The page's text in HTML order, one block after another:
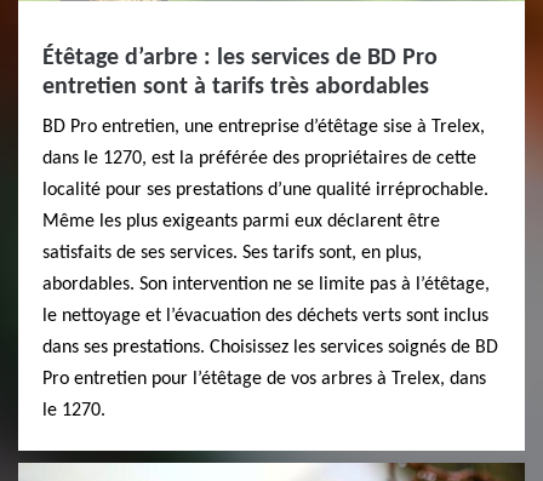
Étêtage d’arbre : les services de BD Pro
entretien sont à tarifs très abordables
BD Pro entretien, une entreprise d’étêtage sise à Trelex,
dans le 1270, est la préférée des propriétaires de cette
localité pour ses prestations d’une qualité irréprochable.
Même les plus exigeants parmi eux déclarent être
satisfaits de ses services. Ses tarifs sont, en plus,
abordables. Son intervention ne se limite pas à l’étêtage,
le nettoyage et l’évacuation des déchets verts sont inclus
dans ses prestations. Choisissez les services soignés de BD
Pro entretien pour l’étêtage de vos arbres à Trelex, dans
le 1270.